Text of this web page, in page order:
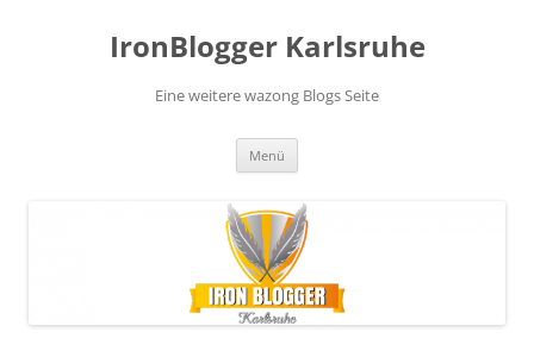
IronBlogger Karlsruhe
Eine weitere wazong Blogs Seite
Menü